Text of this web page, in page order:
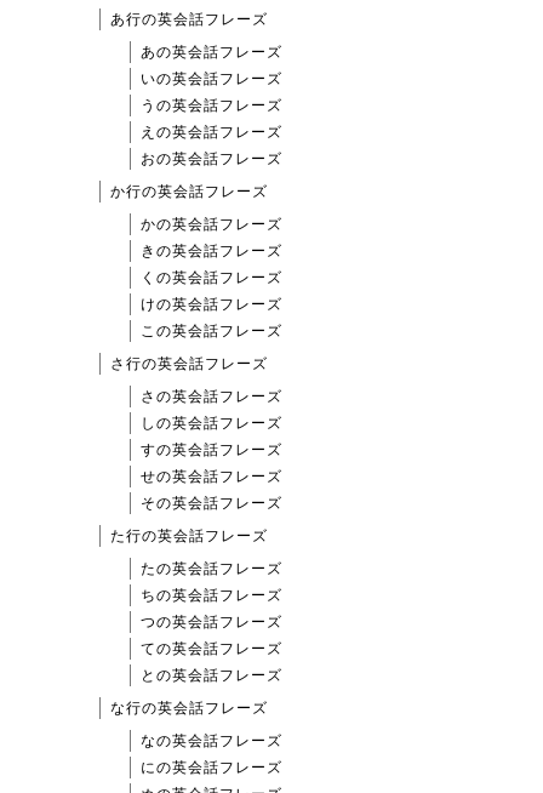
あ行の英会話フレーズ
あの英会話フレーズ
いの英会話フレーズ
うの英会話フレーズ
えの英会話フレーズ
おの英会話フレーズ
か行の英会話フレーズ
かの英会話フレーズ
きの英会話フレーズ
くの英会話フレーズ
けの英会話フレーズ
この英会話フレーズ
さ行の英会話フレーズ
さの英会話フレーズ
しの英会話フレーズ
すの英会話フレーズ
せの英会話フレーズ
その英会話フレーズ
た行の英会話フレーズ
たの英会話フレーズ
ちの英会話フレーズ
つの英会話フレーズ
ての英会話フレーズ
との英会話フレーズ
な行の英会話フレーズ
なの英会話フレーズ
にの英会話フレーズ